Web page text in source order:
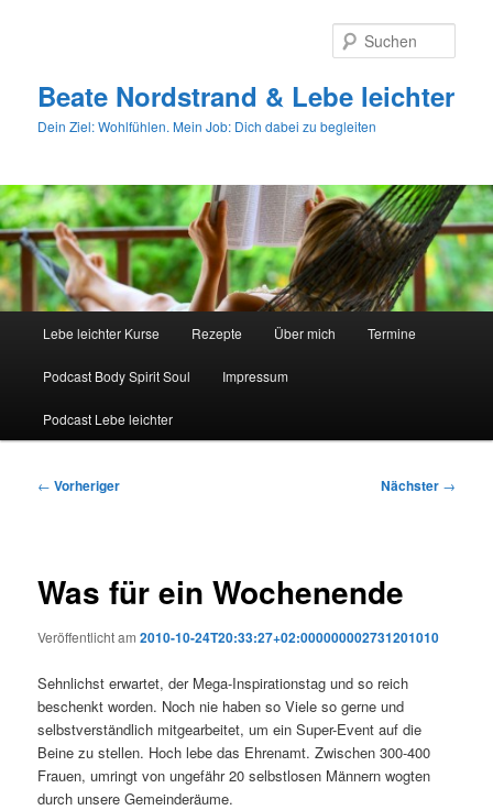
Beate Nordstrand & Lebe leichter
Dein Ziel: Wohlfühlen. Mein Job: Dich dabei zu begleiten
Lebe leichter Kurse Rezepte Über mich Termine
Podcast Body Spirit Soul Impressum
Podcast Lebe leichter
Beitragsnavigation
← Vorheriger Nächster →
Was für ein Wochenende
Veröffentlicht am2010-10-24T20:33:27+02:000000002731201010
Sehnlichst erwartet, der Mega-Inspirationstag und so reich
beschenkt worden. Noch nie haben so Viele so gerne und
selbstverständlich mitgearbeitet, um ein Super-Event auf die
Beine zu stellen. Hoch lebe das Ehrenamt. Zwischen 300-400
Frauen, umringt von ungefähr 20 selbstlosen Männern wogten
durch unsere Gemeinderäume.